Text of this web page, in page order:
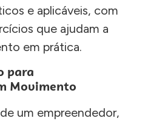
e aplicáveis, com
que ajudam a
em prática.
para
Movimento
um empreendedor,